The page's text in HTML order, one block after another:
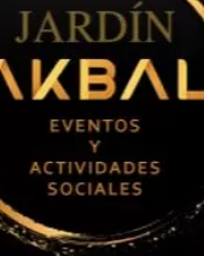
de Oficina
de Piel